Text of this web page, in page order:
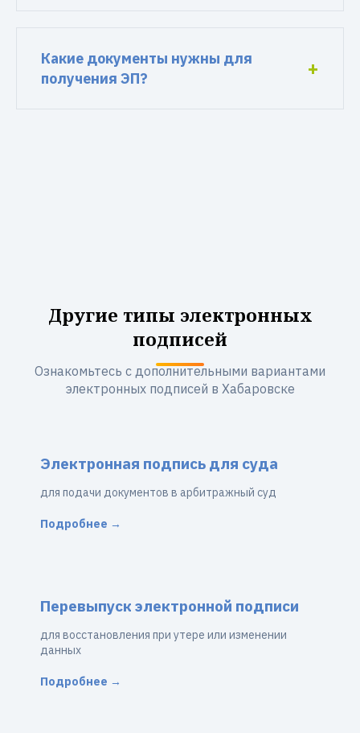
Какие документы нужны для
получения ЭП?
Другие типы электронных
подписей
Ознакомьтесь с дополнительными вариантами
электронных подписей в Хабаровске
Электронная подпись для суда
для подачи документов в арбитражный суд
Подробнее →
Перевыпуск электронной подписи
для восстановления при утере или изменении
данных
Подробнее →